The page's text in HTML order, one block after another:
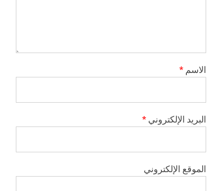
الاسم *
البريد الإلكتروني *
الموقع الإلكتروني